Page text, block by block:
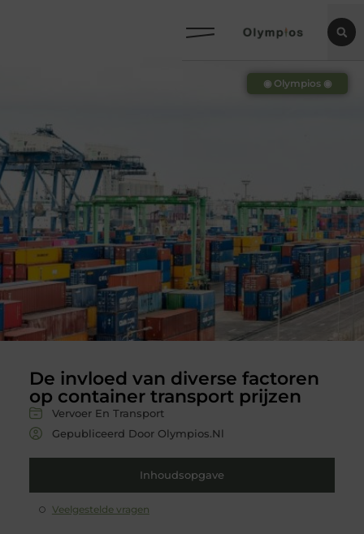
De invloed van diverse factoren
op container transport prijzen
Vervoer En Transport
Gepubliceerd Door Olympios.nl
Inhoudsopgave
Veelgestelde vragen
◉ Olympios ◉